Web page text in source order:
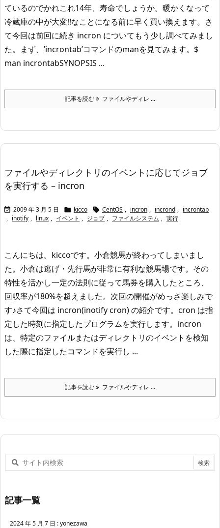
ているのでかれこれ14年、寿命でしょうか。 暖かくなって
冷蔵庫の中が大変!!なことになる前に早く買い換えます。 さ
て今回は前回に続き incron についてもう少し調べてみまし
た。
まず、’incrontab’コマンドのmanを見てみます。 $
man incrontabSYNOPSIS ...
記事を読む ファイルやディレ ...
ファイルやディレクトリのイベントに応じてジョブ
を実行する – incron
 2009 年 3 月 5 日  kicco  CentOS , incron , incrond , incrontab
, inotify , linux , イベント , ジョブ , ファイルシステム , 実行
こんにちは。kiccoです。 小倉競馬が終わってしまいまし
た。小倉は逃げ・先行馬が非常に有利な競馬場です。 その
特性を活かし一定の法則に従って馬券を購入したところ、
回収率が180%を超えました。 次回の開催がめっさ楽しみで
す♪さて今回は incron(inotify cron) の紹介です。 cron は指
定した時刻に指定したプログラムを実行します。 incron
は、特定のファイルまたはディレクトリのイベントを検知
した際に指定したコマンドを実行し ...
記事を読む ファイルやディレ ...
記事一覧
2024 年 5 月 7 日 :yonezawa